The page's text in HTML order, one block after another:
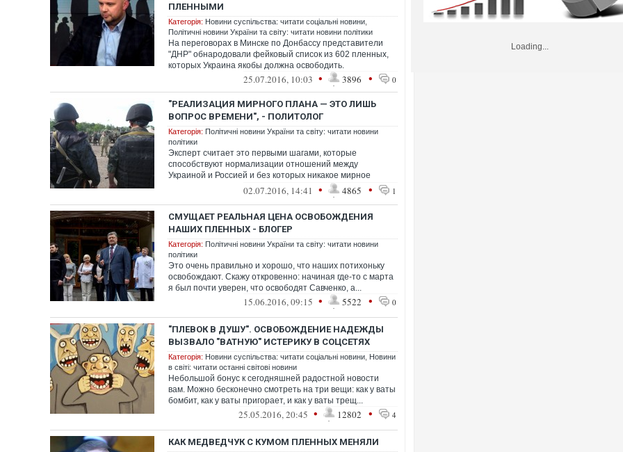
ПЛЕННЫМИ
Категорія: Новини суспільства: читати соціальні новини
Політичні новини України та світу: читати новини політики
На переговорах в Минске по Донбассу представители
"ДНР" обнародовали фейковый список из 602 пленных,
которых Украина якобы должна освободить.
25.07.2016, 10:03 • 3896 • 0
"РЕАЛИЗАЦИЯ МИРНОГО ПЛАНА — ЭТО ЛИШЬ
ВОПРОС ВРЕМЕНИ", - ПОЛИТОЛОГ
Категорія: Політичні новини України та світу: читати новини
політики
Эксперт считает это первыми шагами, которые
способствуют нормализации отношений между
Украиной и Россией и без которых никакое мирное
урегулирование н...02.07.2016, 14:41 • 4865 • 1
СМУЩАЕТ РЕАЛЬНАЯ ЦЕНА ОСВОБОЖДЕНИЯ
НАШИХ ПЛЕННЫХ - БЛОГЕР
Категорія: Політичні новини України та світу: читати новини
політики
Это очень правильно и хорошо, что наших потихоньку
освобождают. Скажу откровенно: начиная где-то с марта
я был почти уверен, что освободят Савченко, а...
15.06.2016, 09:15 • 5522 • 0
"ПЛЕВОК В ДУШУ". ОСВОБОЖДЕНИЕ НАДЕЖДЫ
ВЫЗВАЛО "ВАТНУЮ" ИСТЕРИКУ В СОЦСЕТЯХ
Категорія: Новини суспільства: читати соціальні новини Новини
в світі: читати останні світові новини
Небольшой бонус к сегодняшней радостной новости
вам. Можно бесконечно смотреть на три вещи: как у ваты
бомбит, как у ваты пригорает, и как у ваты трещ...
25.05.2016, 20:45 • 12802 • 4
КАК МЕДВЕДЧУК С КУМОМ ПЛЕННЫХ МЕНЯЛИ
Loading...
Ворог завдав комбінованого
двоє поранених. Ще
після атаки БПЛА по ринку